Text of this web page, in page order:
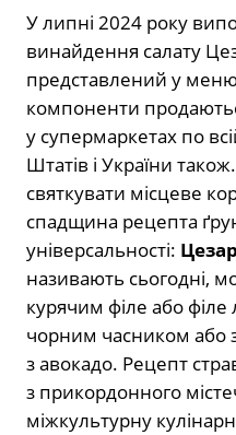
У липні 2024 року
винайдення салату
представлений у меню
компоненти
у супермаркетах по
Штатів і України
святкувати місцеве
спадщина рецепта
універсальності: Цезар
називають сьогодні,
курячим філе або філе
чорним часником або
з авокадо. Рецепт
з прикордонного
міжкультурну